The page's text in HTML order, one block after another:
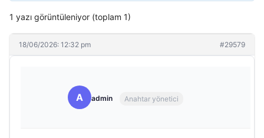
1 yazı görüntüleniyor (toplam 1)
18/06/2026: 12:32 pm #29579
A admin Anahtar yönetici